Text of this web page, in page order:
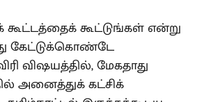
கூட்டுங்கள் என்று
கேட்டுக்கொண்டே
விஷயத்தில், மேகதாது
அனைத்துக் கட்சிக்